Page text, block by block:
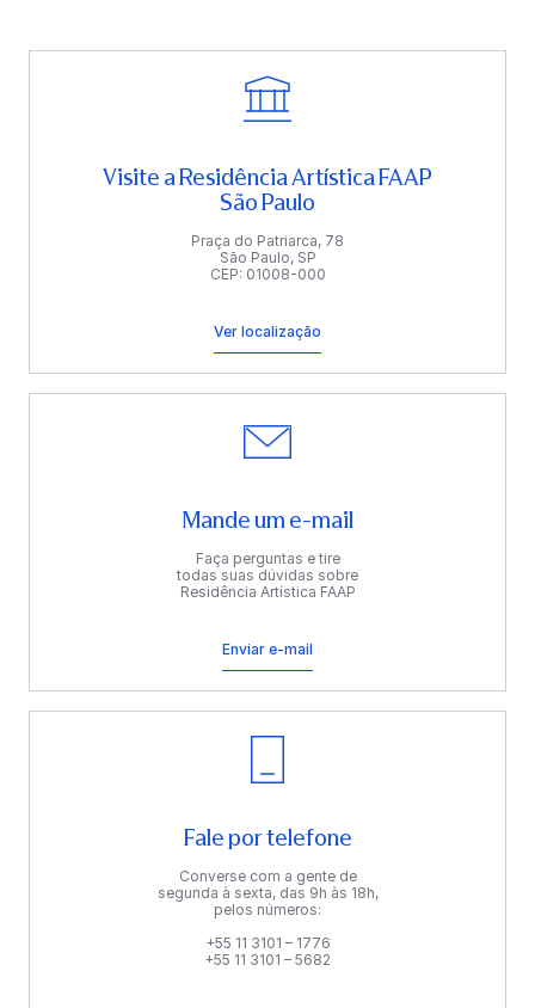
Visite a Residência Artística FAAP
São Paulo
Praça do Patriarca, 78
São Paulo, SP
CEP: 01008-000
Ver localização
Mande um e-mail
Faça perguntas e tire
todas suas dúvidas sobre
Residência Artística FAAP
Enviar e-mail
Fale por telefone
Converse com a gente de
segunda à sexta, das 9h às 18h,
pelos números:
+55 11 3101 – 1776
+55 11 3101 – 5682